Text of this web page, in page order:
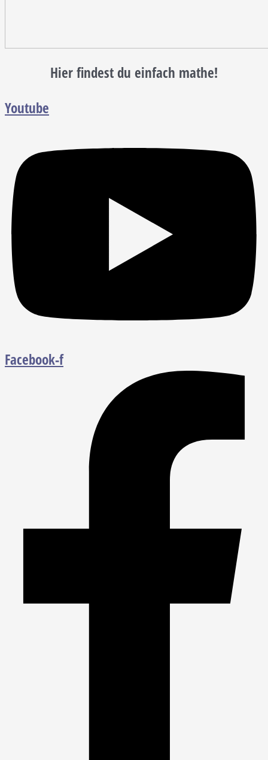
Hier findest du einfach mathe!
Youtube
Facebook-f